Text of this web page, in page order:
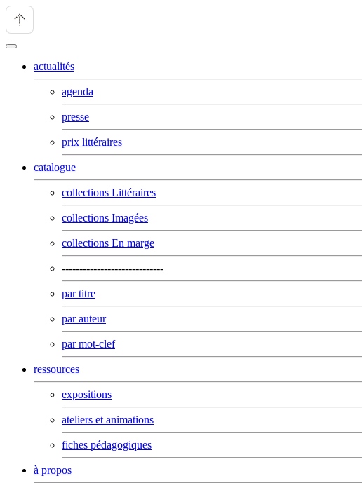
actualités
agenda
presse
prix littéraires
catalogue
collections Littéraires
collections Imagées
collections En marge
-----------------------------
par titre
par auteur
par mot-clef
ressources
expositions
ateliers et animations
fiches pédagogiques
à propos